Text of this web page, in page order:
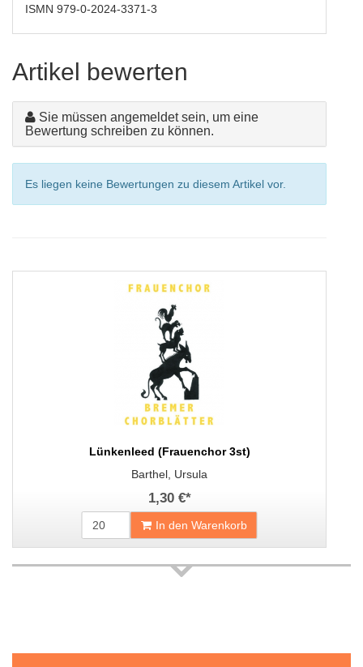
ISMN 979-0-2024-3371-3
Artikel bewerten
Sie müssen angemeldet sein, um eine
Bewertung schreiben zu können.
Es liegen keine Bewertungen zu diesem Artikel vor.
Lünkenleed (Frauenchor 3st)
Barthel, Ursula
1,30 €*
In den Warenkorb